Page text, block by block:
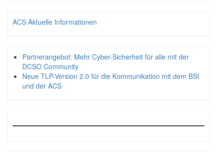
ACS Aktuelle Informationen
Partnerangebot: Mehr Cyber-Sicherheit für alle mit der
DCSO Community
Neue TLP-Version 2.0 für die Kommunikation mit dem BSI
und der ACS